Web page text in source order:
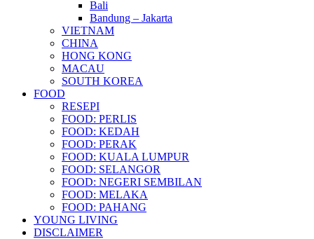
Bali
Bandung – Jakarta
VIETNAM
CHINA
HONG KONG
MACAU
SOUTH KOREA
FOOD
RESEPI
FOOD: PERLIS
FOOD: KEDAH
FOOD: PERAK
FOOD: KUALA LUMPUR
FOOD: SELANGOR
FOOD: NEGERI SEMBILAN
FOOD: MELAKA
FOOD: PAHANG
YOUNG LIVING
DISCLAIMER